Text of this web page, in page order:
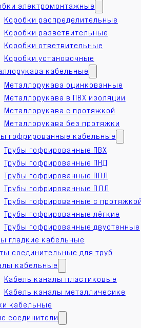
электромонтажные
Коробки распределительные
Коробки разветвительные
Коробки ответвительные
Коробки установочные
кабельные
Металлорукава оцинкованные
Металлорукава в ПВХ изоляции
Металлорукава с протяжкой
Металлорукава без протяжки
гофрированные кабельные
Трубы гофрированные ПВХ
Трубы гофрированные ПНД
Трубы гофрированные ППЛ
Трубы гофрированные ПЛЛ
Трубы гофрированные с
Трубы гофрированные лёгкие
Трубы гофрированные двустенные
гладкие кабельные
соединительные для труб
кабельные
Кабель каналы пластиковые
Кабель каналы металличесике
кабельные
соединители